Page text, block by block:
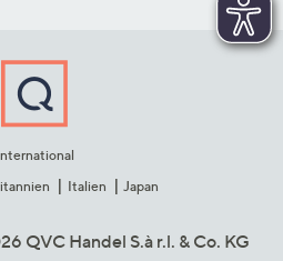
Italien Japan
QVC Handel S.à r.l. & Co. KG